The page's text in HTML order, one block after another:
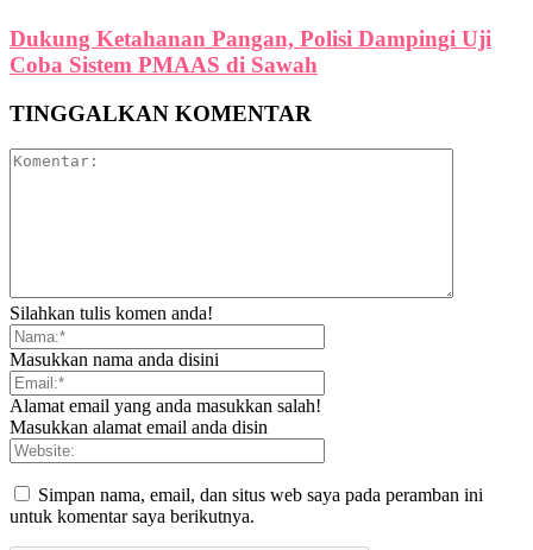
Dukung Ketahanan Pangan, Polisi Dampingi Uji
Coba Sistem PMAAS di Sawah
TINGGALKAN KOMENTAR
Silahkan tulis komen anda!
Masukkan nama anda disini
Alamat email yang anda masukkan salah!
Masukkan alamat email anda disin
Simpan nama, email, dan situs web saya pada peramban ini
untuk komentar saya berikutnya.